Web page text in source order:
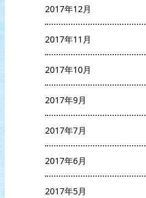
2017年12月
2017年11月
2017年10月
2017年9月
2017年7月
2017年6月
2017年5月